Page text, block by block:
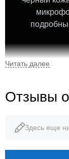
AMOLED-
5
Отзывы
Здесь еще